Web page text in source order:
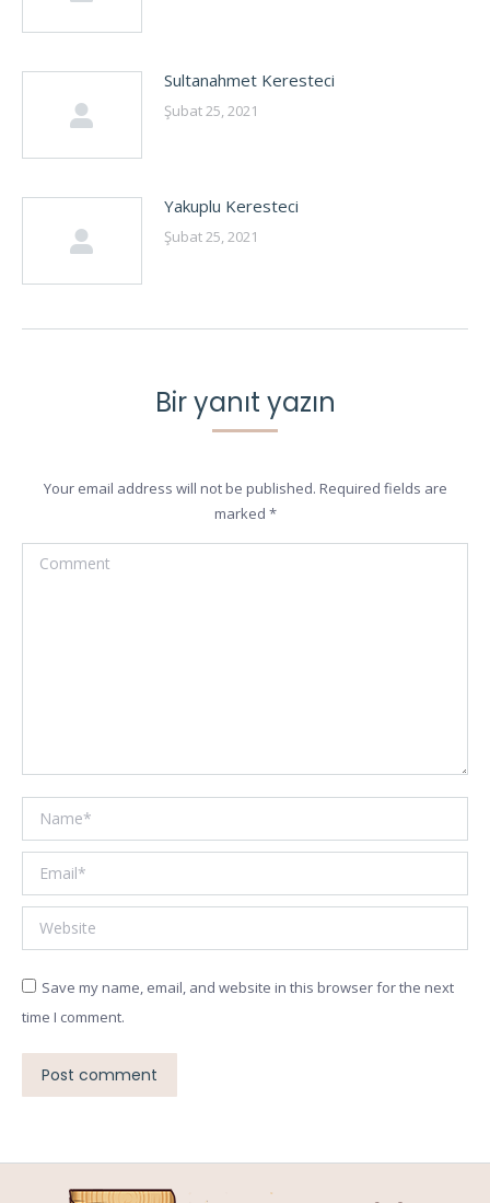
Sultanahmet Keresteci
Şubat 25, 2021
Yakuplu Keresteci
Şubat 25, 2021
Bir yanıt yazın
Your email address will not be published. Required fields are
marked *
Comment
Name *
Email *
Website
Save my name, email, and website in this browser for the next
time I comment.
Post comment